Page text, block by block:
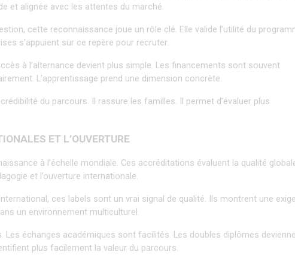
et alignée avec les attentes du marché.
cette reconnaissance joue un rôle clé. Elle valide l’utilité du
s’appuient sur ce repère pour recruter.
à l’alternance devient plus simple. Les financements sont souvent
L’apprentissage prend une dimension concrète.
du parcours. Il rassure les familles. Il permet d’évaluer plus
ET L’OUVERTURE
à l’échelle mondiale. Ces accréditations évaluent la qualité
et l’ouverture internationale.
ces labels sont un vrai signal de qualité. Ils montrent une
un environnement multiculturel.
échanges académiques sont facilités. Les doubles diplômes
plus facilement la valeur du parcours.